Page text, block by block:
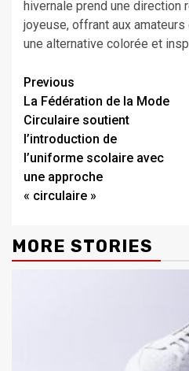
hivernale prend une direction
joyeuse, offrant aux
une alternative colorée et
Continue
Reading
Previous
La Fédération de la Mode
Circulaire soutient
l’introduction de
l’uniforme scolaire avec
une approche
« circulaire »
MORE STORIES